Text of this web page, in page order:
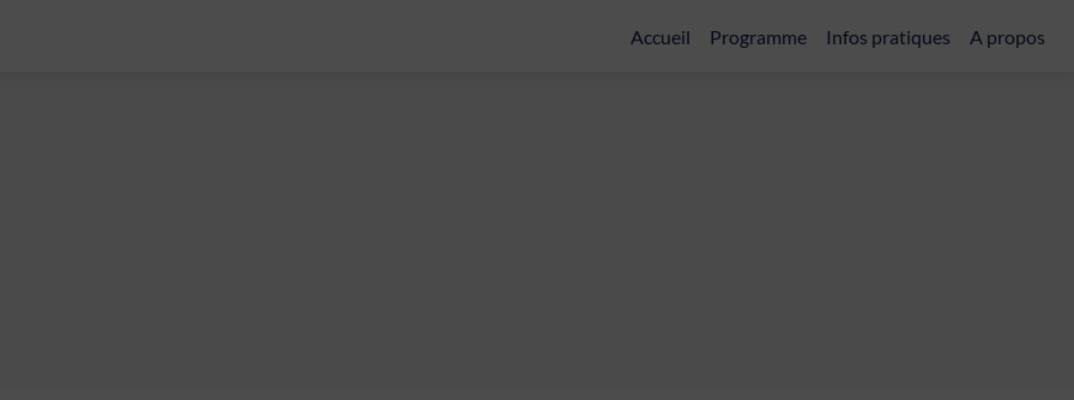
Accueil Programme Infos pratiques A propos